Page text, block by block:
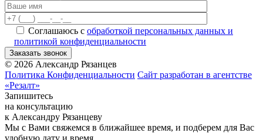
Соглашаюсь с обработкой персональных данных и
политикой конфиденциальности
Заказать звонок
Alternative:
© 2026 Александр Рязанцев
Политика Конфиденциальности Сайт разработан в агентстве
«Резалт»
Запишитесь
на консультацию
к Александру Рязанцеву
Мы с Вами свяжемся в ближайшее время, и подберем для Вас
удобную дату и время